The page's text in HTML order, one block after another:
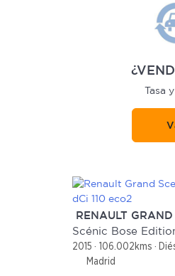
Tasa
RENAULT
2015 106.002kms
Madrid